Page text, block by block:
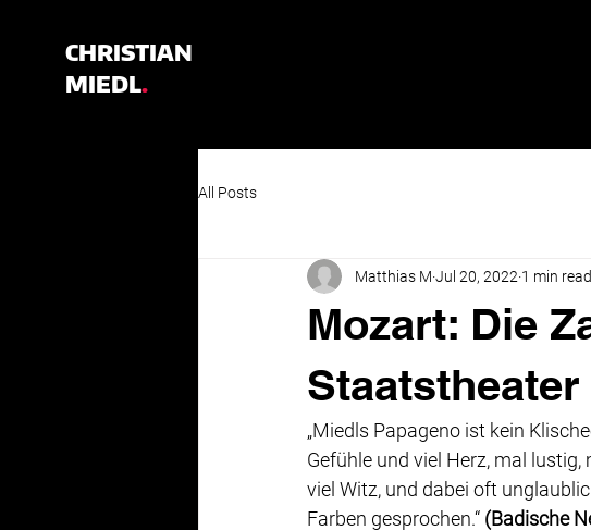
CHRISTIAN
MIEDL.
All Posts
Mozart: Die
Matthias M Jul 20, 2022 1 min read
„Miedls Papageno ist kein
Gefühle und viel Herz, mal
viel Witz, und dabei oft
Farben gesprochen.“ (Badische